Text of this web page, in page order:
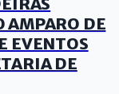
AMPARO DE
EVENTOS
DE